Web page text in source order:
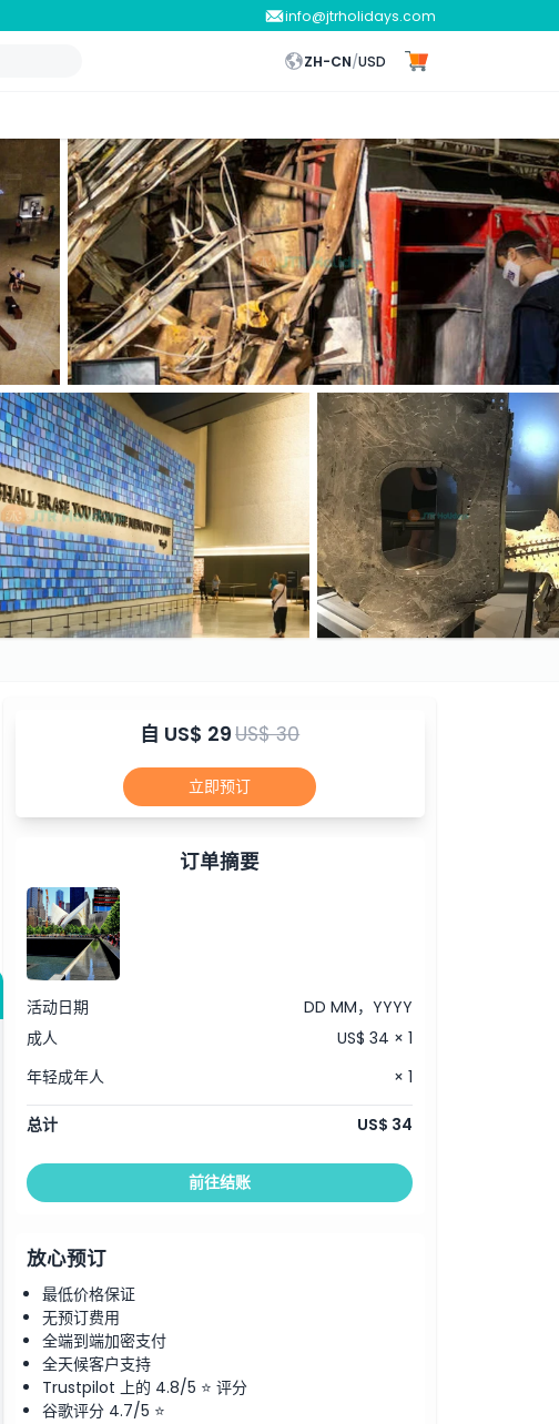
info@jtrholidays.com
ZH-CN/USD
自 US$ 29US$ 30
立即预订
订单摘要
活动日期
DD MM，YYYY
成人
US$ 34 × 1
年轻成年人
× 1
总计 US$ 34
前往结账
放心预订
最低价格保证
无预订费用
全端到端加密支付
全天候客户支持
Trustpilot 上的 4.8/5 ⭐ 评分
谷歌评分 4.7/5 ⭐